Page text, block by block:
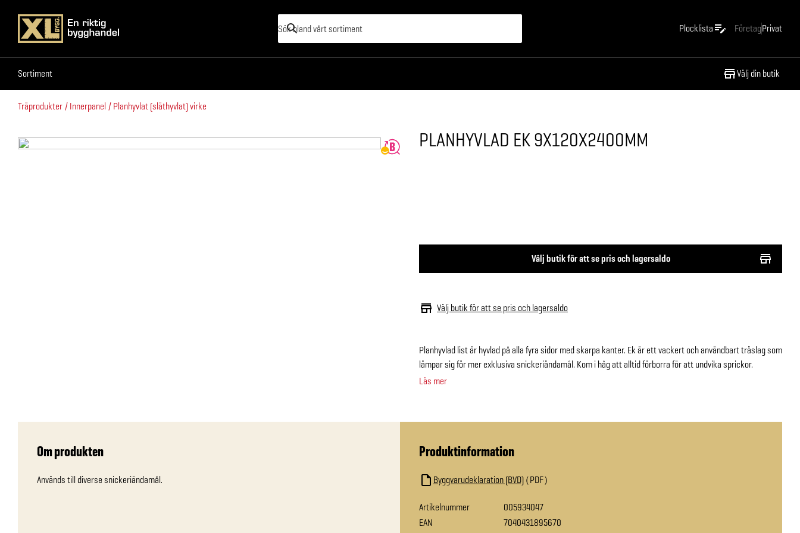
Plocklista FöretagPrivat
Sortiment Välj din butik
Sortiment
Träprodukter Innerpanel Planhyvlat (släthyvlat) virke
PLANHYVLAD EK 9X120X2400MM
Välj butik för att se pris och lagersaldo
Välj butik för att se pris och lagersaldo
Planhyvlad list är hyvlad på alla fyra sidor med skarpa kanter. Ek är ett vackert och användbart träslag som
lämpar sig för mer exklusiva snickeriändamål. Kom i håg att alltid förborra för att undvika sprickor.
Läs mer
Om produkten
Används till diverse snickeriändamål.
Produktinformation
Byggvarudeklaration (BVD) PDF
Artikelnummer
005934047
EAN
7040431895670